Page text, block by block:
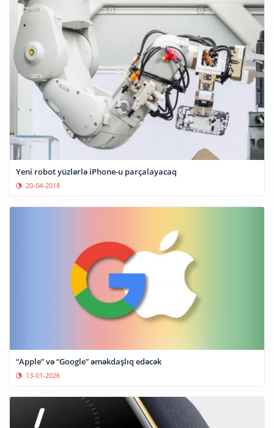
Yeni robot yüzlərlə iPhone-u parçalayacaq
20-04-2018
“Apple” və “Google” əməkdaşlıq edəcək
13-01-2026